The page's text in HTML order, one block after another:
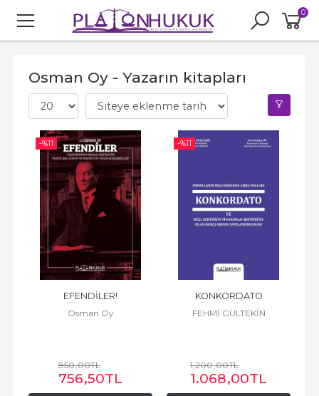
0
Osman Oy - Yazarın kitapları
-%11
EFENDİLER!
Osman Oy
850,00TL
756,50TL
-%11
KONKORDATO
FEHMİ GÜLTEKİN
1.200,00TL
1.068,00TL